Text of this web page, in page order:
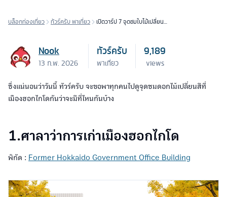
บล็อกท่องเที่ยว ทัวร์ครับ พาเที่ยว
เปิดวาร์ป 7 จุดชมใบไม้เปลี่ยนสี
Nook
13 ก.พ. 2026
ทัวร์ครับ
พาเที่ยว
9,189
views
ซึ่งแน่นอนว่าวันนี้ ทัวร์ครับ จะขอพาทุกคนไปดูจุดชมดอกไม้เปลี่ยนสีที่
เมืองฮอกไกโดกันว่าจะมีที่ไหนกันบ้าง
1.ศาลาว่าการเก่าเมืองฮอกไกโด
พิกัด : Former Hokkaido Government Office Building